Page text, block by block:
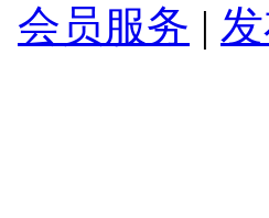
会员服务 |